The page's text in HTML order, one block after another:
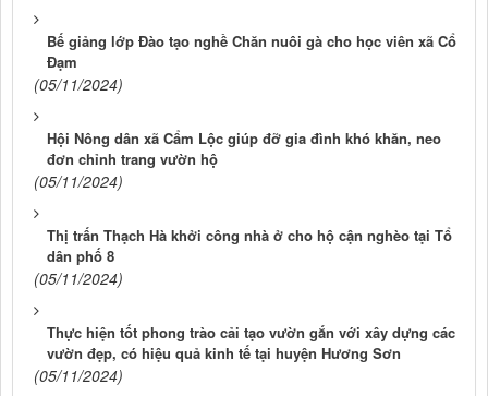
Bế giảng lớp Đào tạo nghề Chăn nuôi gà cho học viên xã Cổ
Đạm
(05/11/2024)
Hội Nông dân xã Cẩm Lộc giúp đỡ gia đình khó khăn, neo
đơn chỉnh trang vườn hộ
(05/11/2024)
Thị trấn Thạch Hà khởi công nhà ở cho hộ cận nghèo tại Tổ
dân phố 8
(05/11/2024)
Thực hiện tốt phong trào cải tạo vườn gắn với xây dựng các
vườn đẹp, có hiệu quả kinh tế tại huyện Hương Sơn
(05/11/2024)